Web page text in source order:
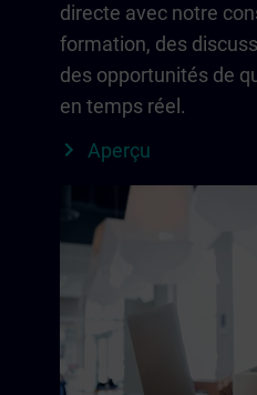
directe avec notre
formation, des
des opportunités de
en temps réel.
Aperçu